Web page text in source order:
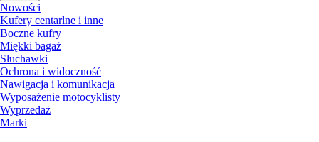
Nowości
Kufery centarlne i inne
Boczne kufry
Miękki bagaż
Słuchawki
Ochrona i widoczność
Nawigacja i komunikacja
Wyposażenie motocyklisty
Wyprzedaż
Marki